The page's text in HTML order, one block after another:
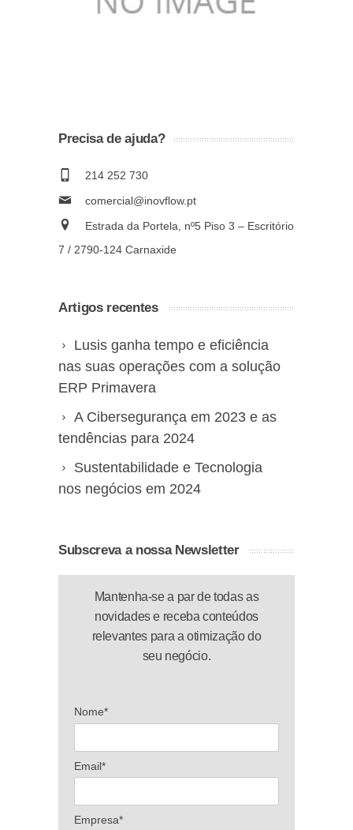
Precisa de ajuda?
214 252 730
comercial@inovflow.pt
Estrada da Portela, nº5 Piso 3 – Escritório
7 / 2790-124 Carnaxide
Artigos recentes
Lusis ganha tempo e eficiência
nas suas operações com a solução
ERP Primavera
A Cibersegurança em 2023 e as
tendências para 2024
Sustentabilidade e Tecnologia
nos negócios em 2024
Subscreva a nossa Newsletter
Mantenha-se a par de todas as
novidades e receba conteúdos
relevantes para a otimização do
seu negócio.
Nome*
Email*
Empresa*